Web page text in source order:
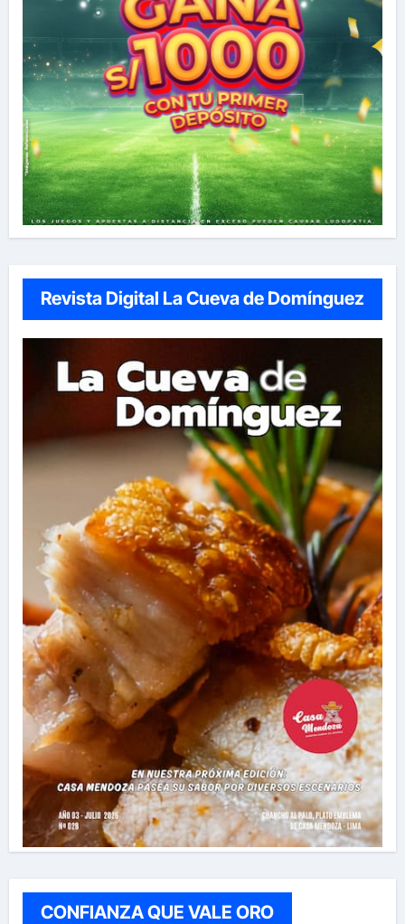
Revista Digital La Cueva de Domínguez
CONFIANZA QUE VALE ORO